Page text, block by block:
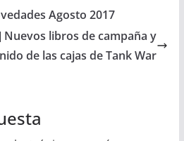
Agosto 2017
Nuevos libros de campaña y
de las cajas de Tank War